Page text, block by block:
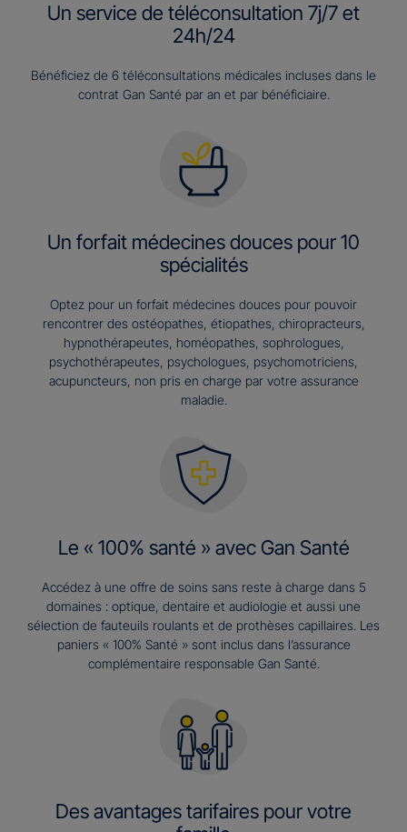
Un service de téléconsultation 7j/7 et
24h/24
Bénéficiez de 6 téléconsultations médicales incluses dans le
contrat Gan Santé par an et par bénéficiaire.
Un forfait médecines douces pour 10
spécialités
Optez pour un forfait médecines douces pour pouvoir
rencontrer des ostéopathes, étiopathes, chiropracteurs,
hypnothérapeutes, homéopathes, sophrologues,
psychothérapeutes, psychologues, psychomotriciens,
acupuncteurs, non pris en charge par votre assurance
maladie.
Le « 100% santé » avec Gan Santé
Accédez à une offre de soins sans reste à charge dans 5
domaines : optique, dentaire et audiologie et aussi une
sélection de fauteuils roulants et de prothèses capillaires. Les
paniers « 100% Santé » sont inclus dans l’assurance
complémentaire responsable Gan Santé.
Des avantages tarifaires pour votre